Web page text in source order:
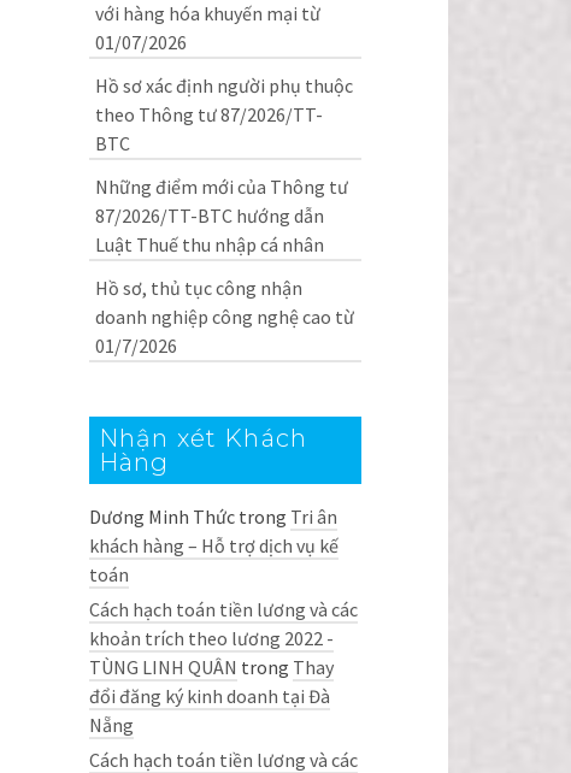
với hàng hóa khuyến mại từ
01/07/2026
Hồ sơ xác định người phụ thuộc
theo Thông tư 87/2026/TT-
BTC
Những điểm mới của Thông tư
87/2026/TT-BTC hướng dẫn
Luật Thuế thu nhập cá nhân
Hồ sơ, thủ tục công nhận
doanh nghiệp công nghệ cao từ
01/7/2026
Nhận xét Khách
Hàng
Dương Minh Thứctrong Tri ân
khách hàng – Hỗ trợ dịch vụ kế
toán
Cách hạch toán tiền lương và các
khoản trích theo lương 2022 -
TÙNG LINH QUÂN trong Thay
đổi đăng ký kinh doanh tại Đà
Nẵng
Cách hạch toán tiền lương và các